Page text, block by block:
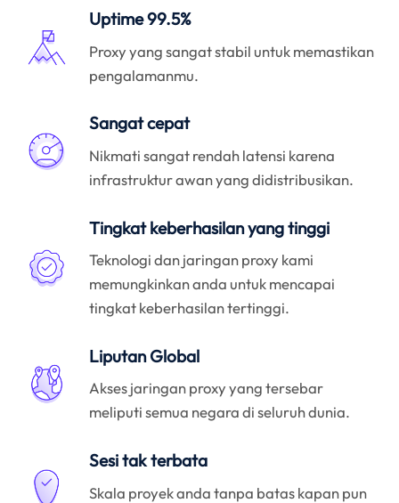
Uptime 99.5%
Proxy yang sangat stabil untuk memastikan
pengalamanmu.
Sangat cepat
Nikmati sangat rendah latensi karena
infrastruktur awan yang didistribusikan.
Tingkat keberhasilan yang tinggi
Teknologi dan jaringan proxy kami
memungkinkan anda untuk mencapai
tingkat keberhasilan tertinggi.
Liputan Global
Akses jaringan proxy yang tersebar
meliputi semua negara di seluruh dunia.
Sesi tak terbata
Skala proyek anda tanpa batas kapan pun